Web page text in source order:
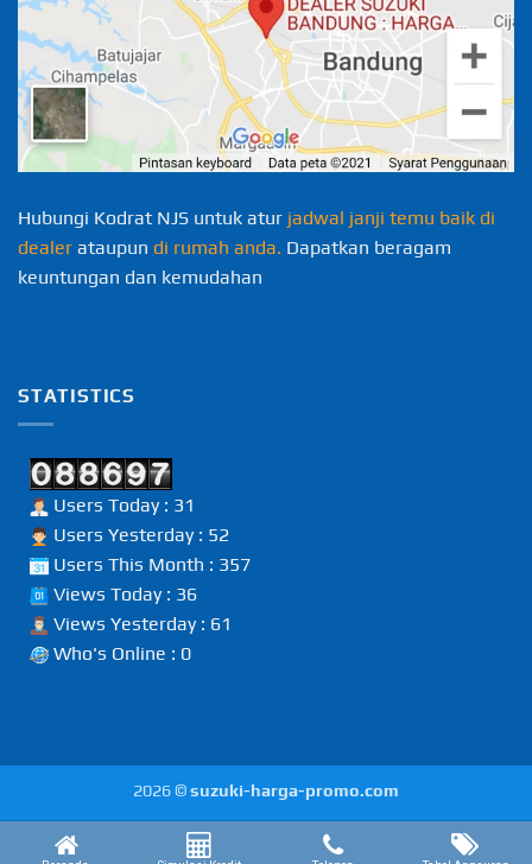
Hubungi Kodrat NJS untuk atur jadwal janji temu baik di
dealer ataupun di rumah anda. Dapatkan beragam
keuntungan dan kemudahan
STATISTICS
Users Today : 31
Users Yesterday : 52
Users This Month : 357
Views Today : 36
Views Yesterday : 61
Who's Online : 0
2026 ©suzuki-harga-promo.com